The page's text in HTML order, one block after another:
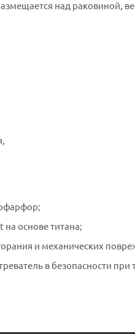
над раковиной,
основе титана;
и механических
в безопасности при